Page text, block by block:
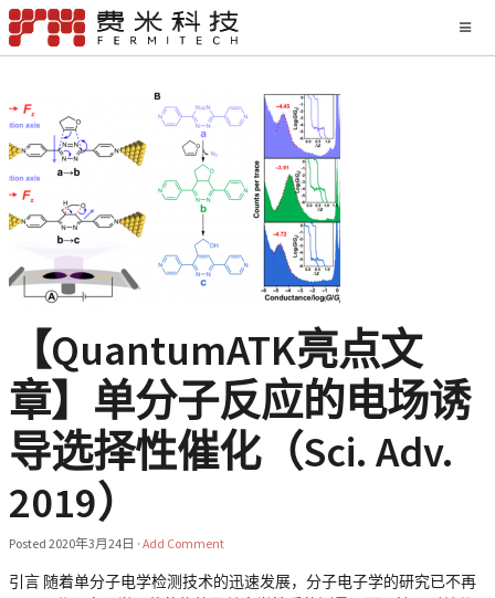
【QuantumATK亮点文
章】单分子反应的电场诱
导选择性催化（Sci. Adv.
2019）
Posted 2020年3月24日 · Add Comment
引言 随着单分子电学检测技术的迅速发展，分子电子学的研究已不再